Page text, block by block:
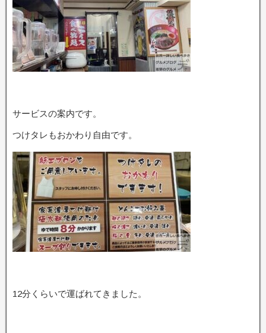
サービスの案内です。
つけタレもおかわり自由です。
12分くらいで運ばれてきました。